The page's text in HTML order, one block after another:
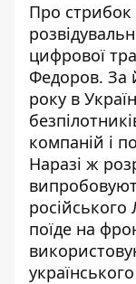
Про стрибок
цифрової
Федоров. За
року в
компаній і
Наразі ж
поїде на